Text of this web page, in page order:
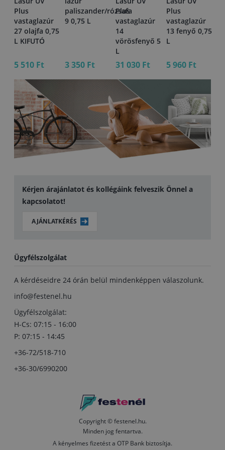
Plus
vastaglazúr
27 olajfa 0,75
L KIFUTÓ
5 510 Ft
paliszander/rózsafa
9 0,75 L
3 350 Ft
Plus
vastaglazúr
14
vörösfenyő 5
L
31 030 Ft
Plus
vastaglazúr
13 fenyő 0,75
L
5 960 Ft
Kérjen árajánlatot és kollégáink felveszik Önnel a
kapcsolatot!
AJÁNLATKÉRÉS
Ügyfélszolgálat
A kérdéseidre 24 órán belül mindenképpen válaszolunk.
info@festenel.hu
Ügyfélszolgálat:
H-Cs: 07:15 - 16:00
P: 07:15 - 14:45
+36-72/518-710
+36-30/6990200
Copyright © festenel.hu.
Minden jog fentartva.
A kényelmes fizetést a OTP Bank biztosítja.